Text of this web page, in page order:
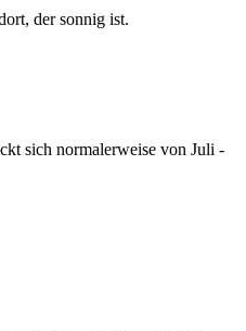
der sonnig ist.
sich normalerweise von Juli -